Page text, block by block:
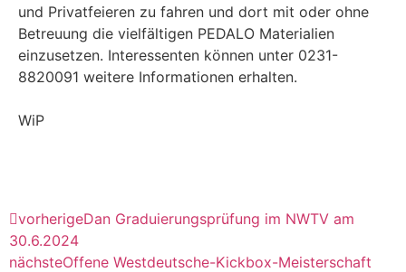
und Privatfeieren zu fahren und dort mit oder ohne
Betreuung die vielfältigen PEDALO Materialien
einzusetzen. Interessenten können unter 0231-
8820091 weitere Informationen erhalten.
WiP
vorherigeDan Graduierungsprüfung im NWTV am
30.6.2024
nächsteOffene Westdeutsche-Kickbox-Meisterschaft